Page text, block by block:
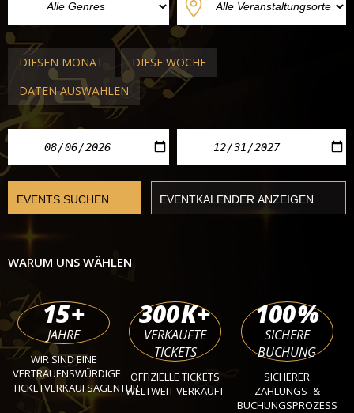
DIESEN MONAT
DIESE WOCHE
DATEN AUSWÄHLEN
WARUM UNS WÄHLEN
15+
JAHRE
WIR SIND EINE
VERTRAUENSWÜRDIGE
TICKETVERKAUFSAGENTUR
300K+
VERKAUFTE
TICKETS
OFFIZIELLE TICKETS
WELTWEIT VERKAUFT
100%
SICHERE
BUCHUNG
SICHERER
ZAHLUNGS- &
BUCHUNGSPROZESS